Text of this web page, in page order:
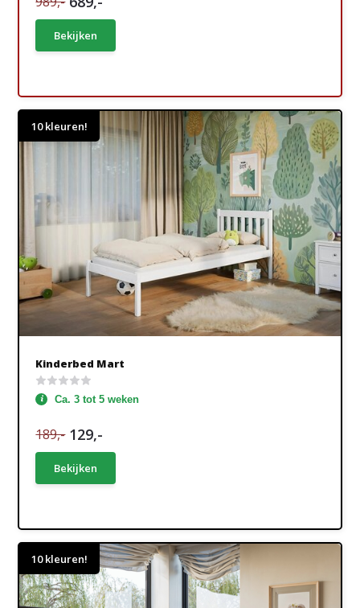
Bekijken
10 kleuren!
Kinderbed Mart
Ca. 3 tot 5 weken
189,- 129,-
Bekijken
10 kleuren!